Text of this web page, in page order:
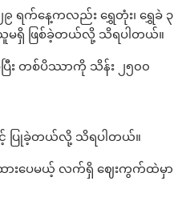
ရက်နေ့ကလည်း ရွှေတုံး၊ ရွှေခဲ ၃
မရှိ ဖြစ်ခဲ့တယ်လို့ သိရပါတယ်။
ြီး တစ်ပိဿာကို သိန်း ၂၅၀၀
င့် ပြုခဲ့တယ်လို့ သိရပါတယ်။
ားပေမယ့် လက်ရှိ ဈေးကွက်ထဲမှာ